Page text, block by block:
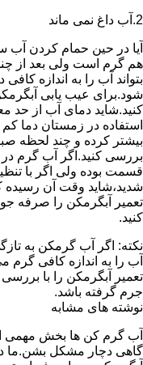
2.آب داغ نمی ماند
آیا در حین حمام کردن
هم گرم است ولی بعد از
بتواند آب را به اندازه
شود.برای عیب یابی
کنید.شاید دمای آب از حد
استفاده در زمستان دما
بیشتر کرده و چند لحظه
بررسی کنید.اگر آب گرم
قسمت بوده ولی اگر با
شدید،شاید وقت آن رسیده
تعمیر آبگرمکن را صرفه
کنید.
نکته: اگر آب گرمکن به
آب را به اندازه کافی
تعمیر آبگرمکن را با
جرم گرفته باشد.
نوشته های مشابه
آب گرم کن ها بخش مهمی
گاهی دچار مشکل بشن.ما